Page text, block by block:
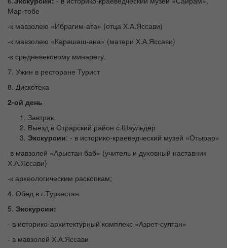
Мар-тобе
-к мавзолею «Ибрагим-ата» (отца Х.А.Яссави)
-к мавзолею «Карашаш-ана» (матери Х.А.Яссави)
-к средневековому минарету.
7. Ужин в ресторане Турист
8. Дискотека
2-ой день
Завтрак.
Выезд в Отрарский район с.Шаульдер
Экскурсии: - в историко-краеведческий музей «Отырар»
-в мавзолей «Арыстан баб» (учитель и духовный наставник
Х.А.Яссави)
-к археологическим раскопкам;
4. Обед в г.Туркестан
5. Экскурсии:
- в историко-архитектурный комплекс «Азрет-султан»
- в мавзолей Х.А.Яссави